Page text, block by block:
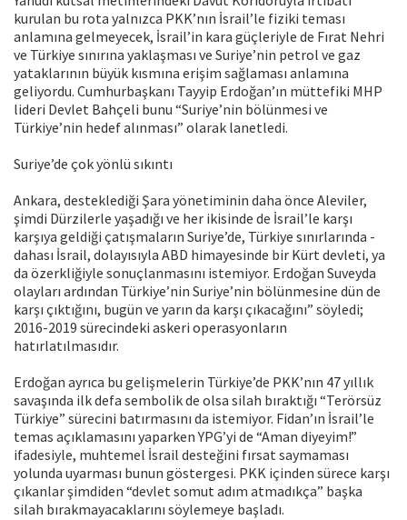
kurulan bu rota yalnızca PKK’nın İsrail’le fiziki teması
anlamına gelmeyecek, İsrail’in kara güçleriyle de Fırat Nehri
ve Türkiye sınırına yaklaşması ve Suriye’nin petrol ve gaz
yataklarının büyük kısmına erişim sağlaması anlamına
geliyordu. Cumhurbaşkanı Tayyip Erdoğan’ın müttefiki MHP
lideri Devlet Bahçeli bunu “Suriye’nin bölünmesi ve
Türkiye’nin hedef alınması” olarak lanetledi.
Suriye’de çok yönlü sıkıntı
Ankara, desteklediği Şara yönetiminin daha önce Aleviler,
şimdi Dürzilerle yaşadığı ve her ikisinde de İsrail’le karşı
karşıya geldiği çatışmaların Suriye’de, Türkiye sınırlarında -
dahası İsrail, dolayısıyla ABD himayesinde bir Kürt devleti, ya
da özerkliğiyle sonuçlanmasını istemiyor. Erdoğan Suveyda
olayları ardından Türkiye’nin Suriye’nin bölünmesine dün de
karşı çıktığını, bugün ve yarın da karşı çıkacağını” söyledi;
2016-2019 sürecindeki askeri operasyonların
hatırlatılmasıdır.
Erdoğan ayrıca bu gelişmelerin Türkiye’de PKK’nın 47 yıllık
savaşında ilk defa sembolik de olsa silah bıraktığı “Terörsüz
Türkiye” sürecini batırmasını da istemiyor. Fidan’ın İsrail’le
temas açıklamasını yaparken YPG’yi de “Aman diyeyim!”
ifadesiyle, muhtemel İsrail desteğini fırsat saymaması
yolunda uyarması bunun göstergesi. PKK içinden sürece karşı
çıkanlar şimdiden “devlet somut adım atmadıkça” başka
silah bırakmayacaklarını söylemeye başladı.